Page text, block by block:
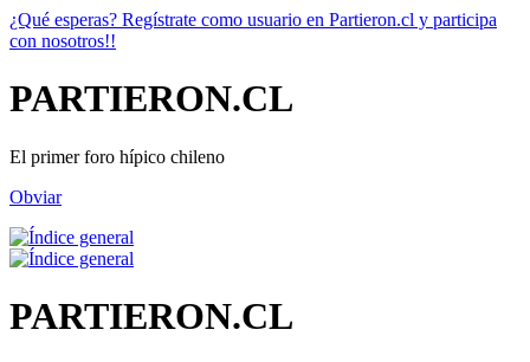
¿Qué esperas? Regístrate como usuario en Partieron.cl y participa
con nosotros!!
PARTIERON.CL
El primer foro hípico chileno
Obviar
PARTIERON.CL